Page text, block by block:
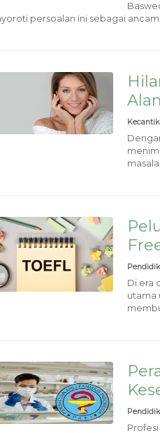
persoalan ini sebagai
Di era
utama